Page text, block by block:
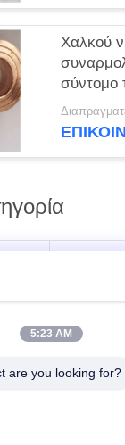
Χαλκού
σύντομο
Sp43
στελεχών
5:23 AM
are you looking for?